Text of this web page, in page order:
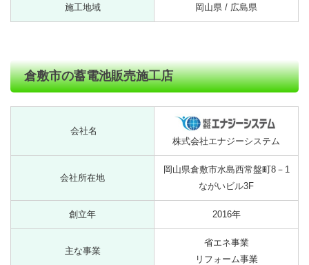
施工地域 岡山県 / 広島県
倉敷市の蓄電池販売施工店
会社名
株式会社エナジーシステム
会社所在地
岡山県倉敷市水島西常盤町8－1
ながいビル3F
創立年 2016年
主な事業
省エネ事業
リフォーム事業